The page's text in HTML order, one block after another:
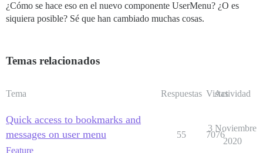
¿Cómo se hace eso en el nuevo componente UserMenu? ¿O es
siquiera posible? Sé que han cambiado muchas cosas.
Temas relacionados
Tema Respuestas Vistas
Actividad
Quick access to bookmarks and
messages on user menu
Feature
55 7076
3 Noviembre
2020